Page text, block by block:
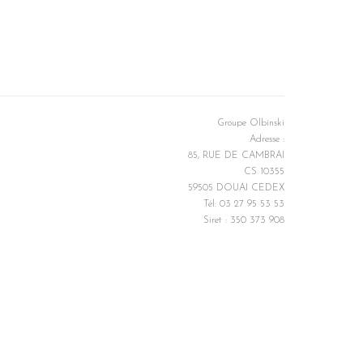
Groupe Olbinski
Adresse :
85, RUE DE CAMBRAI
CS 10355
59505 DOUAI CEDEX
Tél: 03 27 95 53 53
Siret : 350 373 908